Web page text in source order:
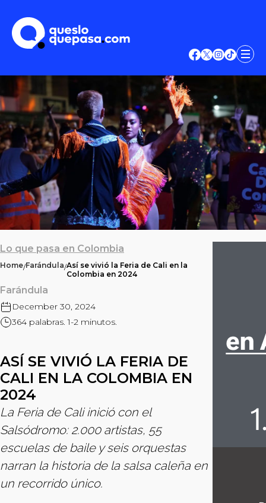
Lo que pasa en Colombia
Home/Farándula/Así se vivió la Feria de Cali en la
Colombia en 2024
Farándula
December 30, 2024
364 palabras. 1-2 minutos.
ASÍ SE VIVIÓ LA FERIA DE
CALI EN LA COLOMBIA EN
2024
La Feria de Cali inició con el
Salsódromo: 2.000 artistas, 55
escuelas de baile y seis orquestas
narran la historia de la salsa caleña en
un recorrido único.